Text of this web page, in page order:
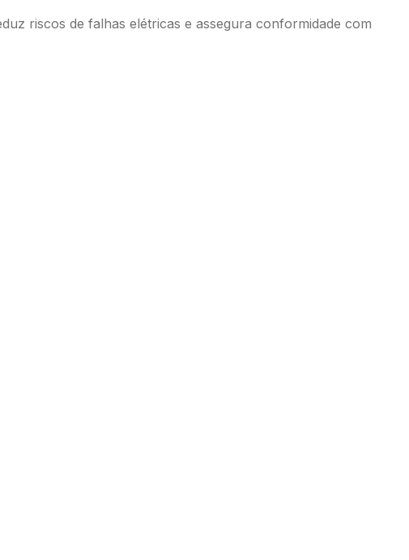
riscos de falhas elétricas e assegura conformidade com